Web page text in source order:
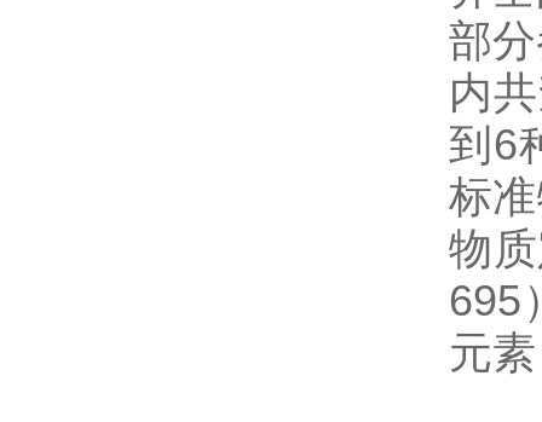
部
内
到6
标
物
695
元